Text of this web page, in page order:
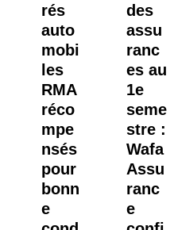
rés
auto
mobi
les
RMA
réco
mpe
nsés
pour
bonn
e
des
assu
ranc
es au
1e
seme
stre :
Wafa
Assu
ranc
e